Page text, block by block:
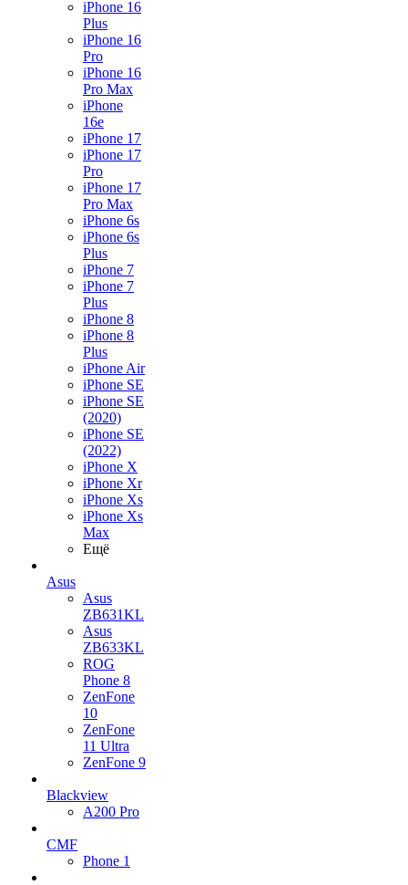
iPhone 16
Plus
iPhone 16
Pro
iPhone 16
Pro Max
iPhone
16e
iPhone 17
iPhone 17
Pro
iPhone 17
Pro Max
iPhone 6s
iPhone 6s
Plus
iPhone 7
iPhone 7
Plus
iPhone 8
iPhone 8
Plus
iPhone Air
iPhone SE
iPhone SE
(2020)
iPhone SE
(2022)
iPhone X
iPhone Xr
iPhone Xs
iPhone Xs
Max
Ещё
Asus
Asus
ZB631KL
Asus
ZB633KL
ROG
Phone 8
ZenFone
10
ZenFone
11 Ultra
ZenFone 9
Blackview
A200 Pro
CMF
Phone 1